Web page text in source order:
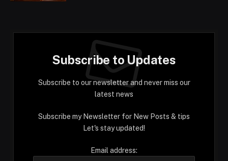
Subscribe to Updates
Subscribe to our newsletter and never miss our
latest news
Subscribe my Newsletter for New Posts & tips
Let's stay updated!
Email address: